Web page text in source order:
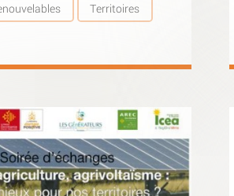
Territoires